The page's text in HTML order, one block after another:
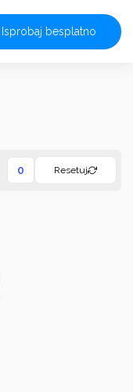
Isprobaj besplatno
0 Resetuj